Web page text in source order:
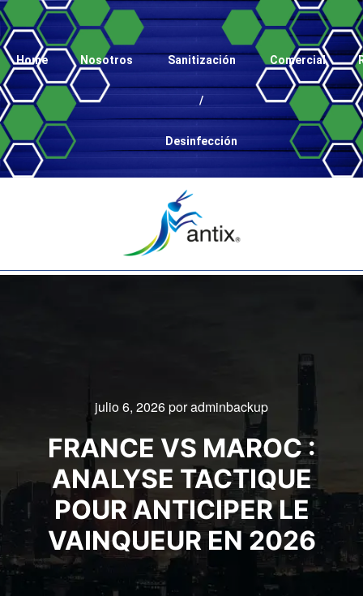
Home Nosotros Sanitización
/
Desinfección
Comercial
julio 6, 2026poradminbackup
FRANCE VS MAROC :
ANALYSE TACTIQUE
POUR ANTICIPER LE
VAINQUEUR EN 2026